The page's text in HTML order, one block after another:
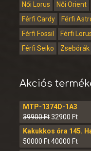
Női Lorus
Női Orient
Férfi Cardy
Férfi
Férfi Fossil
Férfi
Férfi Seiko
Zsebórák
Akciós
MTP-1374D-1A3
39900Ft32900 Ft
Kakukkos óra 145.
50000Ft40000 Ft